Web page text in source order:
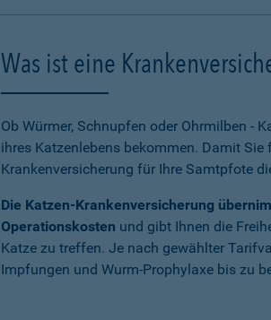
Was ist eine
Ob Würmer, Schnupfen oder Ohrmilben -
ihres Katzenlebens bekommen. Damit
Krankenversicherung für Ihre Samtpfote
Die Katzen-Krankenversicherung
Operationskosten und gibt Ihnen die
Katze zu treffen. Je nach gewählter
Impfungen und Wurm-Prophylaxe bis zu